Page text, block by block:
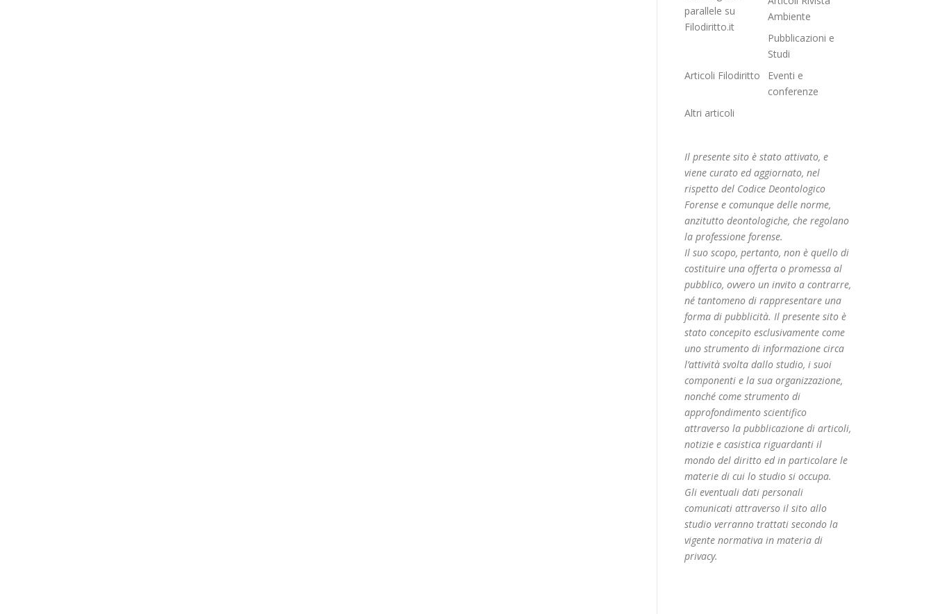
parallele su
Filodiritto.it
Ambiente
Pubblicazioni e
Studi
Articoli Filodiritto
Eventi e
conferenze
Altri articoli
Il presente sito è stato attivato, e
viene curato ed aggiornato, nel
rispetto del Codice Deontologico
Forense e comunque delle norme,
anzitutto deontologiche, che regolano
la professione forense.
Il suo scopo, pertanto, non è quello di
costituire una offerta o promessa al
pubblico, ovvero un invito a contrarre,
né tantomeno di rappresentare una
forma di pubblicità. Il presente sito è
stato concepito esclusivamente come
uno strumento di informazione circa
l’attività svolta dallo studio, i suoi
componenti e la sua organizzazione,
nonché come strumento di
approfondimento scientifico
attraverso la pubblicazione di articoli,
notizie e casistica riguardanti il
mondo del diritto ed in particolare le
materie di cui lo studio si occupa.
Gli eventuali dati personali
comunicati attraverso il sito allo
studio verranno trattati secondo la
vigente normativa in materia di
privacy.